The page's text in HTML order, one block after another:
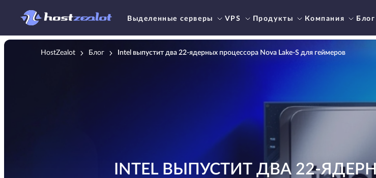
Выделенные серверы VPS Продукты Компания Блог
HostZealot Блог Intel выпустит два 22-ядерных процессора Nova Lake-S для геймеров
INTEL ВЫПУСТИТ ДВА 22-